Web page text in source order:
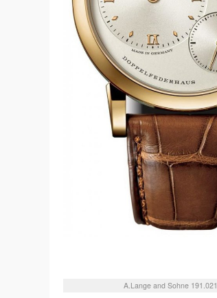
A.Lange and Sohne 191.021